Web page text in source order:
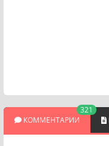
КОММЕНТАРИИ
321